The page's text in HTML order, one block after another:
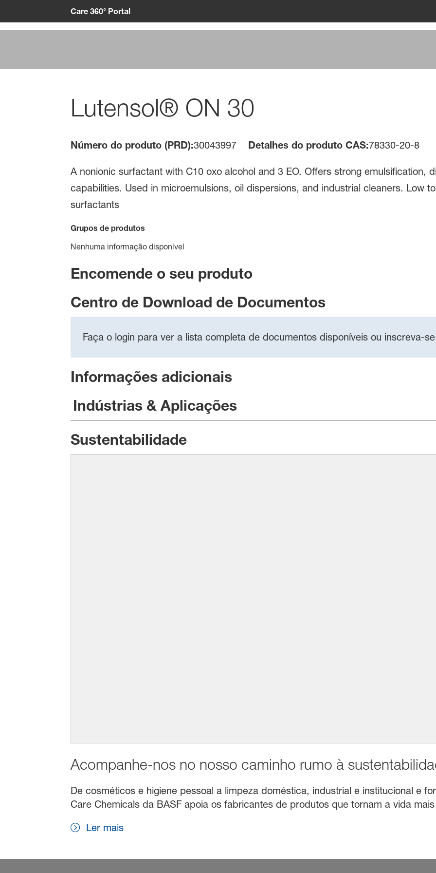
Care 360° Portal
Lutensol® ON 30
Número do produto (PRD):30043997 Detalhes do produto CAS:78330-20-8
A nonionic surfactant with C10 oxo alcohol and 3 EO. Offers strong emulsification,
capabilities. Used in microemulsions, oil dispersions, and industrial cleaners. Low
surfactants
Grupos de produtos
Nenhuma informação disponível
Encomende o seu produto
Centro de Download de Documentos
Faça o login para ver a lista completa de documentos disponíveis ou inscreva-se
Informações adicionais
Indústrias & Aplicações
Sustentabilidade
Acompanhe-nos no nosso caminho rumo à
De cosméticos e higiene pessoal a limpeza doméstica, industrial e institucional e
Care Chemicals da BASF apoia os fabricantes de produtos que tornam a vida
Ler mais